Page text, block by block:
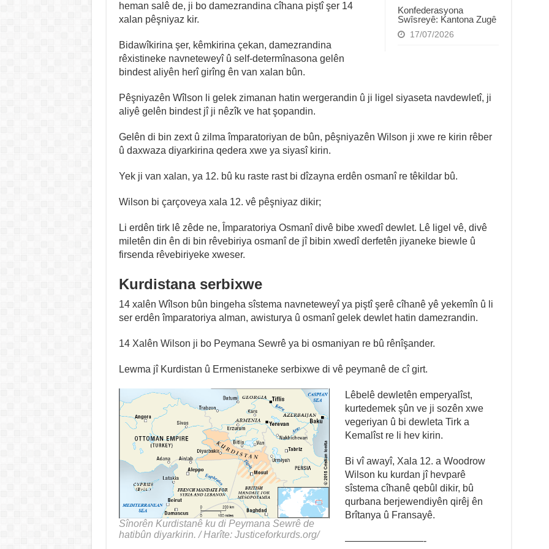
Konfederasyona
Swîsreyê: Kantona Zugê
17/07/2026
heman salê de, ji bo damezrandina cîhana piştî şer 14
xalan pêşniyaz kir.
Bidawîkirina şer, kêmkirina çekan, damezrandina
rêxistineke navneteweyî û self-determînasona gelên
bindest aliyên herî girîng ên van xalan bûn.
Pêşniyazên Wîlson li gelek zimanan hatin wergerandin û ji ligel siyaseta navdewletî, ji
aliyê gelên bindest jî ji nêzîk ve hat şopandin.
Gelên di bin zext û zilma împaratoriyan de bûn, pêşniyazên Wilson ji xwe re kirin rêber
û daxwaza diyarkirina qedera xwe ya siyasî kirin.
Yek ji van xalan, ya 12. bû ku raste rast bi dîzayna erdên osmanî re têkildar bû.
Wilson bi çarçoveya xala 12. vê pêşniyaz dikir;
Li erdên tirk lê zêde ne, Împaratoriya Osmanî divê bibe xwedî dewlet. Lê ligel vê, divê
miletên din ên di bin rêvebiriya osmanî de jî bibin xwedî derfetên jiyaneke biewle û
firsenda rêvebiriyeke xweser.
Kurdistana serbixwe
14 xalên Wîlson bûn bingeha sîstema navneteweyî ya piştî şerê cîhanê yê yekemîn û li
ser erdên împaratoriya alman, awisturya û osmanî gelek dewlet hatin damezrandin.
14 Xalên Wilson ji bo Peymana Sewrê ya bi osmaniyan re bû rênîşander.
Lewma jî Kurdistan û Ermenistaneke serbixwe di vê peymanê de cî girt.
Sînorên Kurdistanê ku di Peymana Sewrê de
hatibûn diyarkirin. / Harîte: Justiceforkurds.org/
Lêbelê dewletên emperyalîst,
kurtedemek şûn ve ji sozên xwe
vegeriyan û bi dewleta Tirk a
Kemalîst re li hev kirin.
Bi vî awayî, Xala 12. a Woodrow
Wilson ku kurdan jî hevparê
sîstema cîhanê qebûl dikir, bû
qurbana berjewendiyên qirêj ên
Brîtanya û Fransayê.
————————-